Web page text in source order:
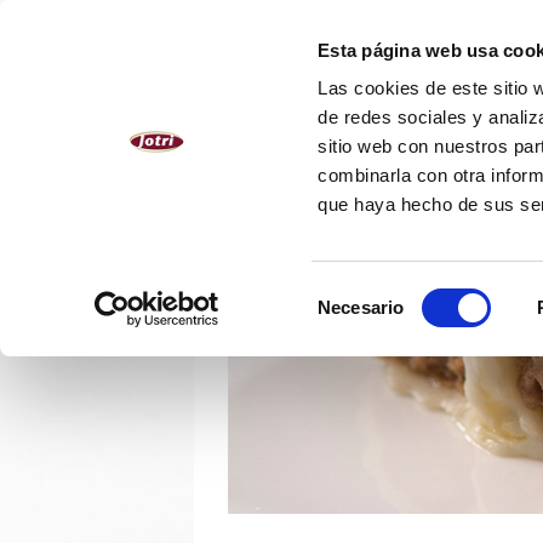
Esta página web usa
Las cookies de este sitio
de redes sociales y
sitio web con nuestros
combinarla con otra
que haya hecho de sus
Necesario
NOSOTROS PRODUCTOS